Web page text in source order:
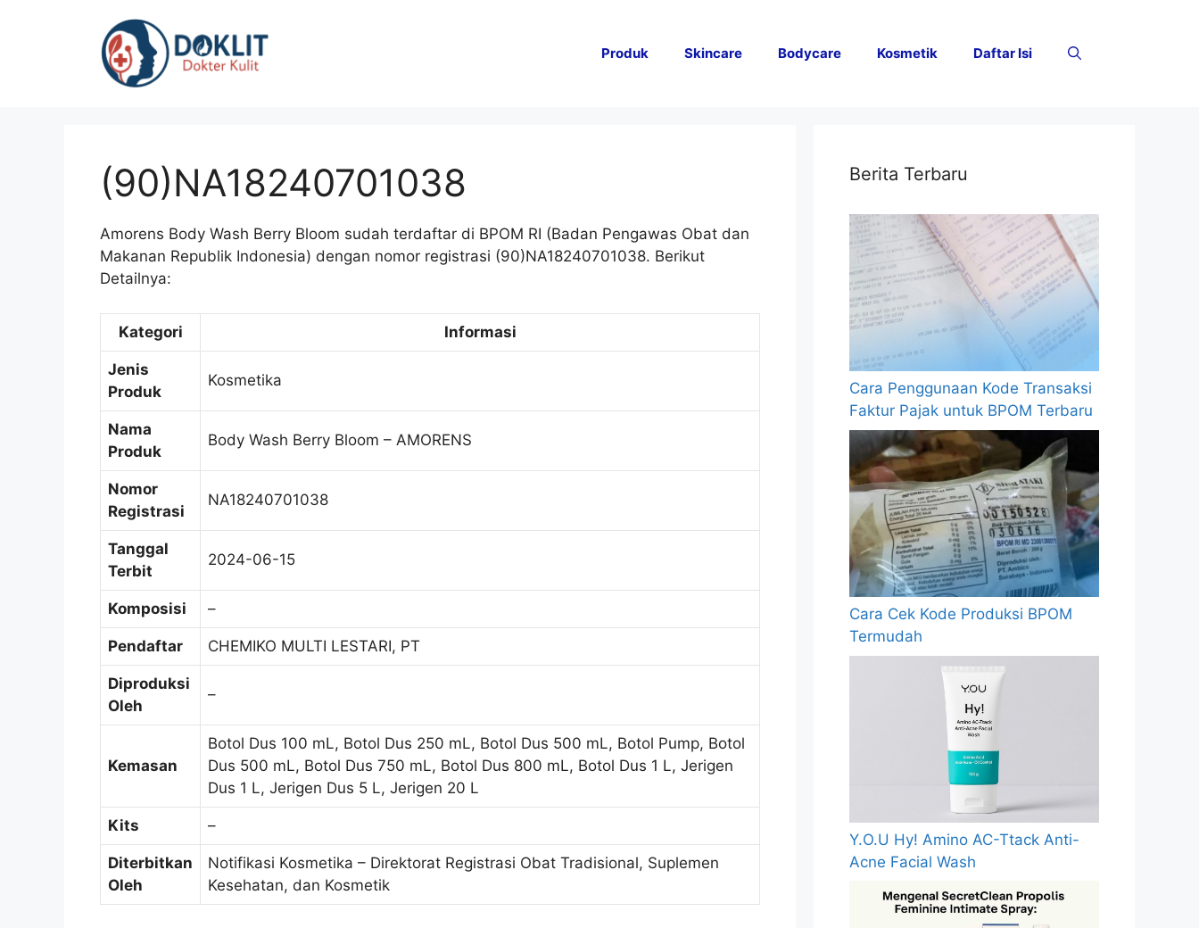
Produk Skincare Bodycare Kosmetik Daftar Isi
(90)NA18240701038
Amorens Body Wash Berry Bloom sudah terdaftar di BPOM RI (Badan Pengawas Obat dan
Makanan Republik Indonesia) dengan nomor registrasi (90)NA18240701038. Berikut
Detailnya:
Kategori Informasi
Jenis
Produk
Kosmetika
Nama
Produk
Body Wash Berry Bloom – AMORENS
Nomor
Registrasi
NA18240701038
Tanggal
Terbit
2024-06-15
Komposisi –
Pendaftar CHEMIKO MULTI LESTARI, PT
Diproduksi
Oleh
–
Kemasan
Botol Dus 100 mL, Botol Dus 250 mL, Botol Dus 500 mL, Botol Pump, Botol
Dus 500 mL, Botol Dus 750 mL, Botol Dus 800 mL, Botol Dus 1 L, Jerigen
Dus 1 L, Jerigen Dus 5 L, Jerigen 20 L
Kits –
Diterbitkan
Oleh
Notifikasi Kosmetika – Direktorat Registrasi Obat Tradisional, Suplemen
Kesehatan, dan Kosmetik
Berita Terbaru
Cara Penggunaan Kode Transaksi
Faktur Pajak untuk BPOM Terbaru
Cara Cek Kode Produksi BPOM
Termudah
Y.O.U Hy! Amino AC-Ttack Anti-
Acne Facial Wash